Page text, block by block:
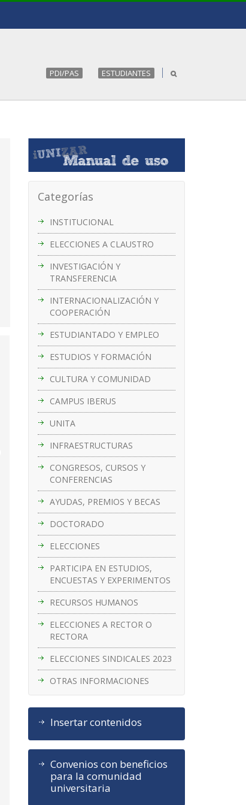
PDI/PAS ESTUDIANTES
Categorías
INSTITUCIONAL
ELECCIONES A CLAUSTRO
INVESTIGACIÓN Y
TRANSFERENCIA
INTERNACIONALIZACIÓN Y
COOPERACIÓN
ESTUDIANTADO Y EMPLEO
ESTUDIOS Y FORMACIÓN
CULTURA Y COMUNIDAD
CAMPUS IBERUS
UNITA
INFRAESTRUCTURAS
CONGRESOS, CURSOS Y
CONFERENCIAS
AYUDAS, PREMIOS Y BECAS
DOCTORADO
ELECCIONES
PARTICIPA EN ESTUDIOS,
ENCUESTAS Y EXPERIMENTOS
RECURSOS HUMANOS
ELECCIONES A RECTOR O
RECTORA
ELECCIONES SINDICALES 2023
OTRAS INFORMACIONES
Insertar contenidos
Convenios con beneficios
para la comunidad
universitaria